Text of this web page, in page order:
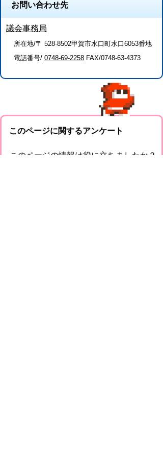
お問い合わせ先
議会事務局
所在地/〒 528-8502甲賀市水口町水口6053番地
電話番号/ 0748-69-2258 FAX/0748-63-4373
このページに関するアンケート
このページの情報は役に立ちましたか？